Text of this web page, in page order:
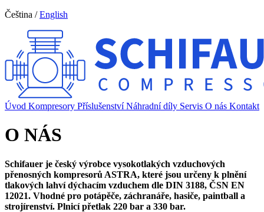
Čeština / English
Úvod Kompresory Příslušenství Náhradní díly Servis O nás Kontakt
O NÁS
Schifauer je český výrobce vysokotlakých vzduchových
přenosných kompresorů ASTRA, které jsou určeny k plnění
tlakových lahví dýchacím vzduchem dle DIN 3188, ČSN EN
12021. Vhodné pro potápěče, záchranáře, hasiče, paintball a
strojírenství. Plnicí přetlak 220 bar a 330 bar.